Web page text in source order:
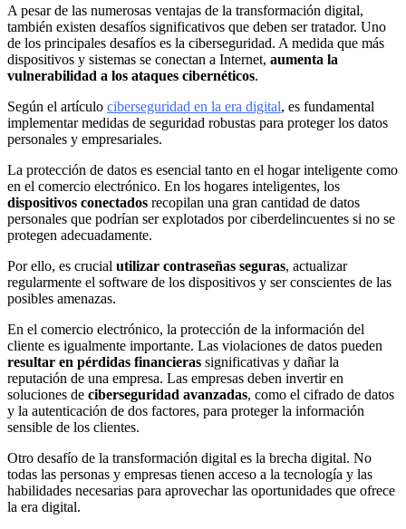
A pesar de las numerosas ventajas de la transformación digital,
también existen desafíos significativos que deben ser tratador. Uno
de los principales desafíos es la ciberseguridad. A medida que más
dispositivos y sistemas se conectan a Internet, aumenta la
vulnerabilidad a los ataques cibernéticos.
Según el artículo ciberseguridad en la era digital, es fundamental
implementar medidas de seguridad robustas para proteger los datos
personales y empresariales.
La protección de datos es esencial tanto en el hogar inteligente como
en el comercio electrónico. En los hogares inteligentes, los
dispositivos conectados recopilan una gran cantidad de datos
personales que podrían ser explotados por ciberdelincuentes si no se
protegen adecuadamente.
Por ello, es crucial utilizar contraseñas seguras, actualizar
regularmente el software de los dispositivos y ser conscientes de las
posibles amenazas.
En el comercio electrónico, la protección de la información del
cliente es igualmente importante. Las violaciones de datos pueden
resultar en pérdidas financieras significativas y dañar la
reputación de una empresa. Las empresas deben invertir en
soluciones de ciberseguridad avanzadas, como el cifrado de datos
y la autenticación de dos factores, para proteger la información
sensible de los clientes.
Otro desafío de la transformación digital es la brecha digital. No
todas las personas y empresas tienen acceso a la tecnología y las
habilidades necesarias para aprovechar las oportunidades que ofrece
la era digital.